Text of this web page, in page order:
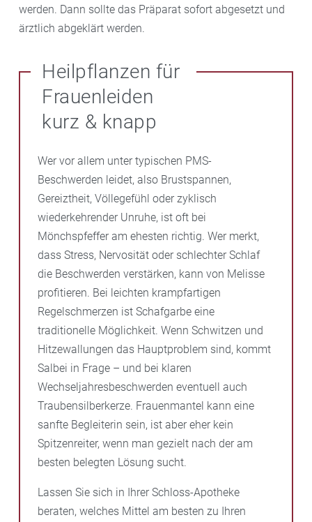
werden. Dann sollte das Präparat sofort abgesetzt und
ärztlich abgeklärt werden.
Heilpflanzen für
Frauenleiden
kurz & knapp
Wer vor allem unter typischen PMS-
Beschwerden leidet, also Brustspannen,
Gereiztheit, Völlegefühl oder zyklisch
wiederkehrender Unruhe, ist oft bei
Mönchspfeffer am ehesten richtig. Wer merkt,
dass Stress, Nervosität oder schlechter Schlaf
die Beschwerden verstärken, kann von Melisse
profitieren. Bei leichten krampfartigen
Regelschmerzen ist Schafgarbe eine
traditionelle Möglichkeit. Wenn Schwitzen und
Hitzewallungen das Hauptproblem sind, kommt
Salbei in Frage – und bei klaren
Wechseljahresbeschwerden eventuell auch
Traubensilberkerze. Frauenmantel kann eine
sanfte Begleiterin sein, ist aber eher kein
Spitzenreiter, wenn man gezielt nach der am
besten belegten Lösung sucht.
Lassen Sie sich in Ihrer Schloss-Apotheke
beraten, welches Mittel am besten zu Ihren